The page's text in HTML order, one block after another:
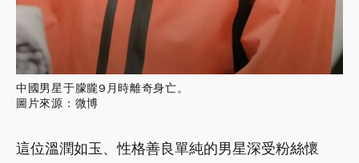
中國男星于朦朧9月時離奇身亡。
圖片來源：微博
這位溫潤如玉、性格善良單純的男星深受粉絲懷